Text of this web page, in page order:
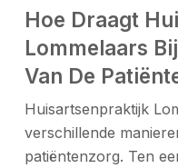
Hoe Draagt
Lommelaars
Van De
Huisartsenpraktijk
verschillende
patiëntenzorg. Ten